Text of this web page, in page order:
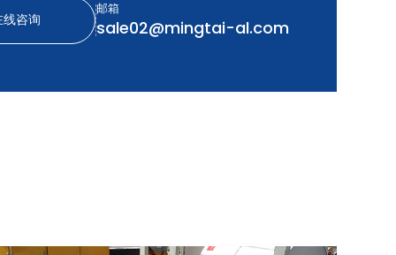
线咨询
邮箱
sale02@mingtai-al.com